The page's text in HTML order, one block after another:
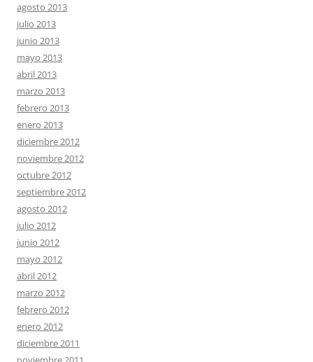
agosto 2013
julio 2013
junio 2013
mayo 2013
abril 2013
marzo 2013
febrero 2013
enero 2013
diciembre 2012
noviembre 2012
octubre 2012
septiembre 2012
agosto 2012
julio 2012
junio 2012
mayo 2012
abril 2012
marzo 2012
febrero 2012
enero 2012
diciembre 2011